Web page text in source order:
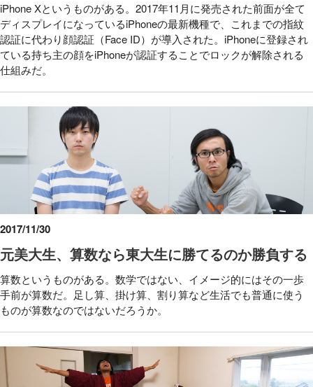
iPhone Xというものがある。2017年11月に発売された前面が全て
ディスプレイになっているiPhoneの最新機種で、これまでの指紋
認証に代わり顔認証（Face ID）が導入された。iPhoneに登録され
ている持ち主の顔をiPhoneが認証することでロックが解除される
仕組みだ。
元美大生、算数なら東大生に勝てるのか勝負する
2017/11/30
算数というものがある。数学ではない、イメージ的にはその一歩
手前が算数だ。足し算、掛け算、割り算など生活でも普通に使う
ものが算数なのではないだろうか。